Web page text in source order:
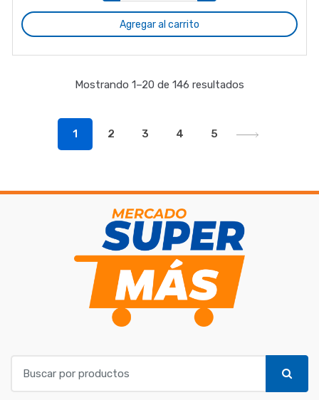
Agregar al carrito
Mostrando 1–20 de 146 resultados
1 2 3 4 5